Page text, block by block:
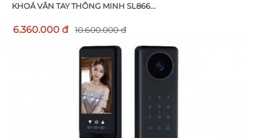
KHOÁ VÂN TAY THÔNG MINH SL866...
6.360.000 đ 10.600.000 đ